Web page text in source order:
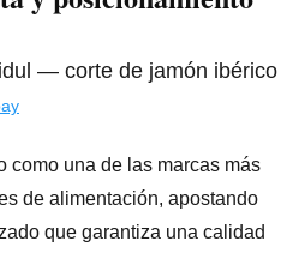
como una de las marcas más
de alimentación, apostando
que garantiza una calidad